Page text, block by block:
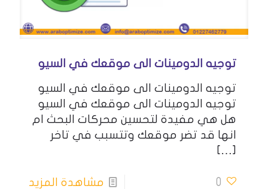
توجيه الدومينات الى موقعك في السيو
توجيه الدومينات الى موقعك في السيو
توجيه الدومينات الى موقعك في السيو
هل هي مفيدة لتحسين محركات البحث ام
انها قد تضر موقعك وتتسبب في تاخر
[…]
0 مشاهدة المزيد